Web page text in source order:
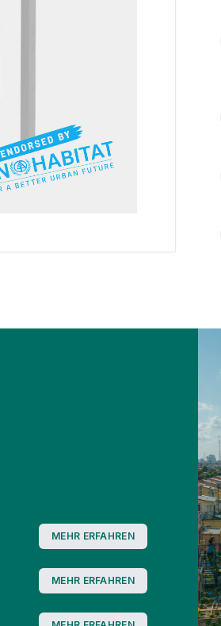
MEHR ERFAHREN
MEHR ERFAHREN